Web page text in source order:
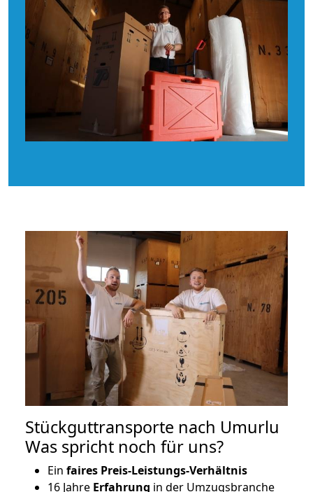
Stückguttransporte nach Umurlu
Was spricht noch für uns?
Ein faires Preis-Leistungs-Verhältnis
16 Jahre Erfahrung in der Umzugsbranche